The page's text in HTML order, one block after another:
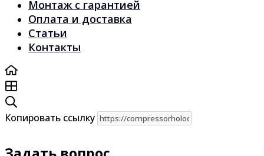
Монтаж с гарантией
Оплата и доставка
Статьи
Контакты
Копировать ссылку